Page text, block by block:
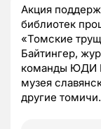
Акция
библиотек
«Томские
Байтингер,
команды ЮДИ
музея
другие томичи.